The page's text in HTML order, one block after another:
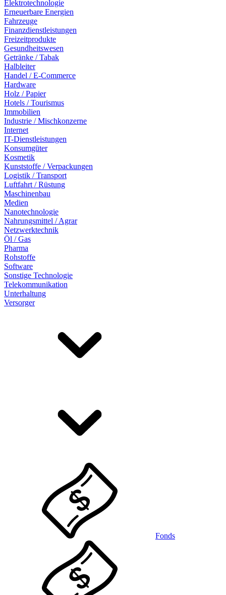
Elektrotechnologie
Erneuerbare Energien
Fahrzeuge
Finanzdienstleistungen
Freizeitprodukte
Gesundheitswesen
Getränke / Tabak
Halbleiter
Handel / E-Commerce
Hardware
Holz / Papier
Hotels / Tourismus
Immobilien
Industrie / Mischkonzerne
Internet
IT-Dienstleistungen
Konsumgüter
Kosmetik
Kunststoffe / Verpackungen
Logistik / Transport
Luftfahrt / Rüstung
Maschinenbau
Medien
Nanotechnologie
Nahrungsmittel / Agrar
Netzwerktechnik
Öl / Gas
Pharma
Rohstoffe
Software
Sonstige Technologie
Telekommunikation
Unterhaltung
Versorger
Fonds